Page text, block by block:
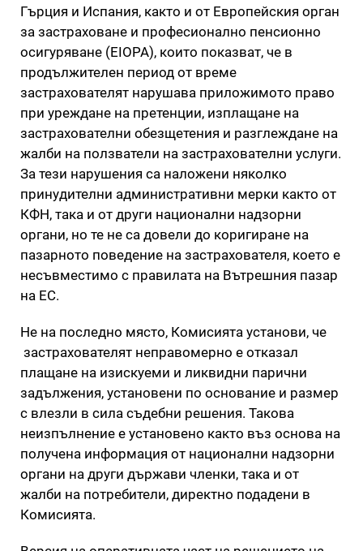
Гърция и Испания, както и от Европейския орган
за застраховане и професионално пенсионно
осигуряване (EIOPA), които показват, че в
продължителен период от време
застрахователят нарушава приложимото право
при уреждане на претенции, изплащане на
застрахователни обезщетения и разглеждане на
жалби на ползватели на застрахователни услуги.
За тези нарушения са наложени няколко
принудителни административни мерки както от
КФН, така и от други национални надзорни
органи, но те не са довели до коригиране на
пазарното поведение на застрахователя, което е
несъвместимо с правилата на Вътрешния пазар
на ЕС.
Не на последно място, Комисията установи, че
застрахователят неправомерно е отказал
плащане на изискуеми и ликвидни парични
задължения, установени по основание и размер
с влезли в сила съдебни решения. Такова
неизпълнение е установено както въз основа на
получена информация от национални надзорни
органи на други държави членки, така и от
жалби на потребители, директно подадени в
Комисията.